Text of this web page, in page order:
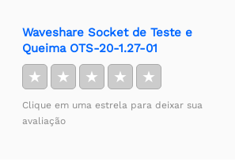
Waveshare Socket de Teste e
Queima OTS-20-1.27-01
★ ★ ★ ★ ★
Clique em uma estrela para deixar sua
avaliação